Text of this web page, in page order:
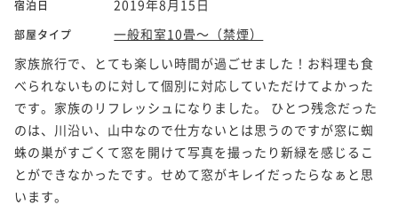
宿泊日 2019年8月15日
部屋タイプ
一般和室10畳～（禁煙）
家族旅行で、とても楽しい時間が過ごせました！お料理も食
べられないものに対して個別に対応していただけてよかった
です。家族のリフレッシュになりました。 ひとつ残念だった
のは、川沿い、山中なので仕方ないとは思うのですが窓に蜘
蛛の巣がすごくて窓を開けて写真を撮ったり新緑を感じるこ
とができなかったです。せめて窓がキレイだったらなぁと思
います。